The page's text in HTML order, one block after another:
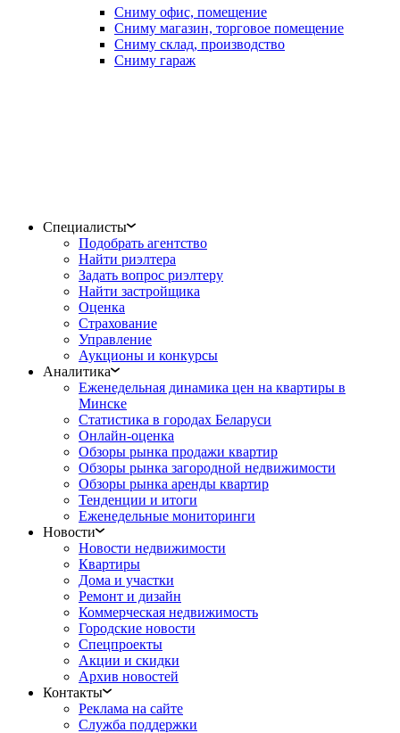
Сниму офис, помещение
Сниму магазин, торговое помещение
Сниму склад, производство
Сниму гараж
Специалисты
Подобрать агентство
Найти риэлтера
Задать вопрос риэлтеру
Найти застройщика
Оценка
Страхование
Управление
Аукционы и конкурсы
Аналитика
Еженедельная динамика цен на квартиры в
Минске
Статистика в городах Беларуси
Онлайн-оценка
Обзоры рынка продажи квартир
Обзоры рынка загородной недвижимости
Обзоры рынка аренды квартир
Тенденции и итоги
Еженедельные мониторинги
Новости
Новости недвижимости
Квартиры
Дома и участки
Ремонт и дизайн
Коммерческая недвижимость
Городские новости
Спецпроекты
Акции и скидки
Архив новостей
Контакты
Реклама на сайте
Служба поддержки